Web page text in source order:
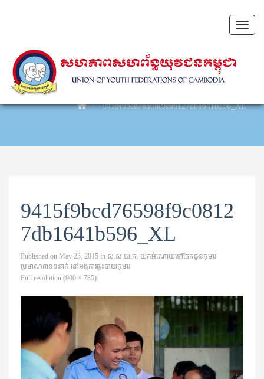
Toggle
9415f9bcd76598f9c08127db1641b596_XL
9415f9bcd76598f9c0812
7db1641b596_XL
Published on May 23, 2015 in ស.ស.យ.ក. យកអំណោយទៅចែកជូនកុមារ
ប្រមាណ៣០០នាក់ នៅអង្គការផ្ទះបាយកុមារ
Full resolution (900 × 785)